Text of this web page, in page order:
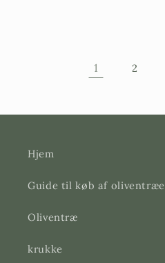
1 2
Hjem
Guide til køb af
Oliventræ
krukke